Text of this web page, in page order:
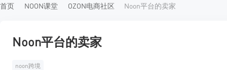
首页 NOON课堂 OZON电商社区 Noon平台的卖家
Noon平台的卖家
noon跨境